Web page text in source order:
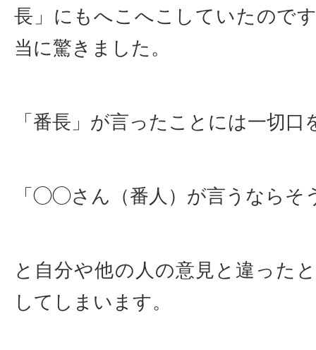
長」にもへこへこしていたので
当に驚きました。
「番長」が言ったことには一切口
「◯◯さん（番人）が言うならそ
と自分や他の人の意見と違った
してしまいます。